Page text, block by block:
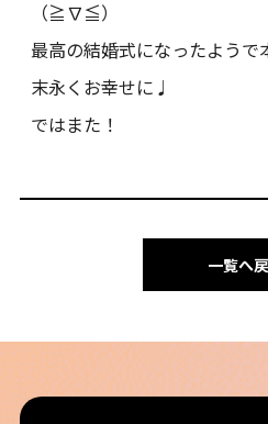
（≧∇≦）
最高の結婚式になったようで
末永くお幸せに♩
ではまた！
一覧へ